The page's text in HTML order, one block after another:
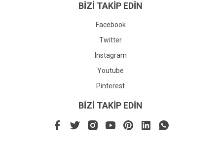
BİZİ TAKİP EDİN
Facebook
Twitter
Instagram
Youtube
Pinterest
BİZİ TAKİP EDİN